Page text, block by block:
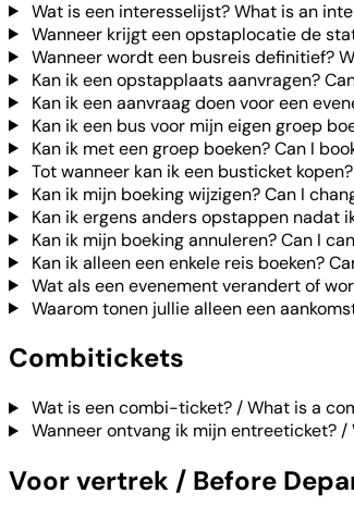
Wat is een interesselijst? What is an
Wanneer krijgt een opstaplocatie de
Wanneer wordt een busreis definitief?
Kan ik een opstapplaats aanvragen?
Kan ik een aanvraag doen voor een
Kan ik een bus voor mijn eigen groep
Kan ik met een groep boeken? Can I
Tot wanneer kan ik een busticket
Kan ik mijn boeking wijzigen? Can I
Kan ik ergens anders opstappen nadat
Kan ik mijn boeking annuleren? Can I
Kan ik alleen een enkele reis boeken?
Wat als een evenement verandert of
Waarom tonen jullie alleen een
Combitickets
Wat is een combi-ticket? / What is a
Wanneer ontvang ik mijn entreeticket?
Voor vertrek / Before